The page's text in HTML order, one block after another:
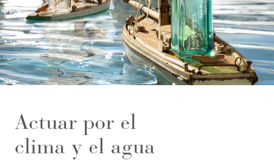
Actuar por el
clima y el agua